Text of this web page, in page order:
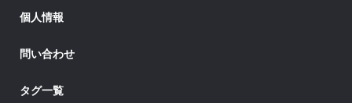
個人情報
問い合わせ
タグ一覧